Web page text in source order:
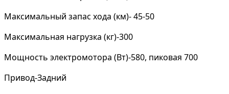
Максимальный запас хода (км)- 45-50
Максимальная нагрузка (кг)-300
Мощность электромотора (Вт)-580, пиковая 700
Привод-Задний